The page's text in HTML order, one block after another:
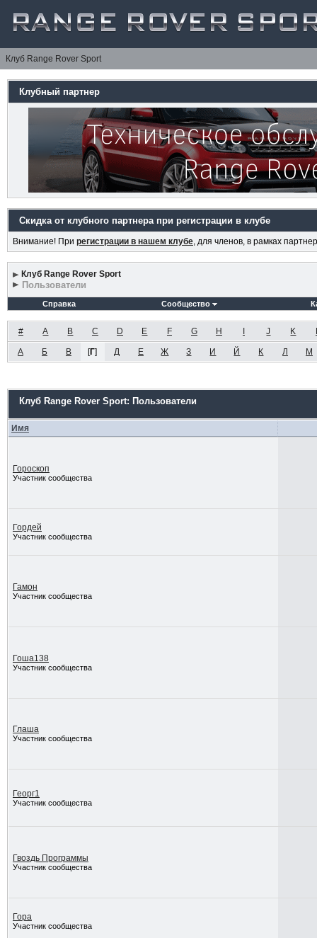
Клуб Range Rover Sport
Клубный партнер
Скидка от клубного партнера при регистрации в клубе
Внимание! При регистрации в нашем клубе, для членов, в рамках
Клуб Range Rover Sport
Пользователи
Справка Сообщество
# A B C D E F G H J K
А Б В [Г] Д Е Ж З И Й К Л М
Клуб Range Rover Sport: Пользователи
Имя
Гороскоп
Участник сообщества
Гордей
Участник сообщества
Гамон
Участник сообщества
Гоша138
Участник сообщества
Глаша
Участник сообщества
Георг1
Участник сообщества
Гвоздь Программы
Участник сообщества
Гора
Участник сообщества